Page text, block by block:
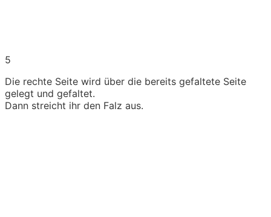
5
Die rechte Seite wird über die bereits gefaltete Seite
gelegt und gefaltet.
Dann streicht ihr den Falz aus.